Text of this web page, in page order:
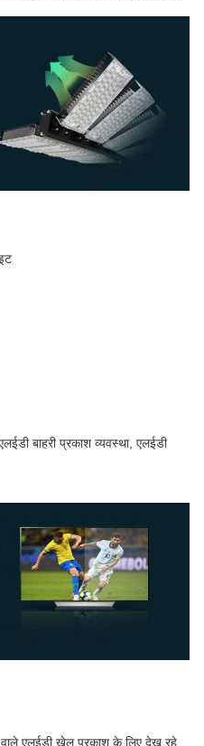
बाहरी प्रकाश व्यवस्था, एलईडी
एलईडी खेल प्रकाश के लिए देख रहे